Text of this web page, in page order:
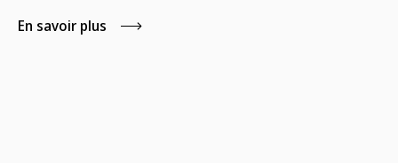
géorgienne, soit environ 1,6 million, est en situation
d'insécurité alimentaire, une grande partie étant
En savoir plus